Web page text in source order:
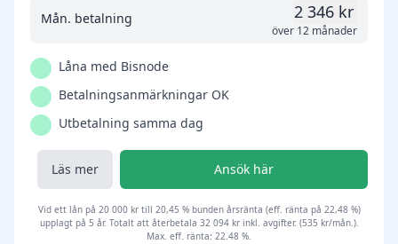
Mån. betalning 2 346 kr
över 12 månader
Låna med Bisnode
Betalningsanmärkningar OK
Utbetalning samma dag
Läs mer Ansök här
Vid ett lån på 20 000 kr till 20,45 % bunden årsränta (eff. ränta på 22,48 %)
upplagt på 5 år. Totalt att återbetala 32 094 kr inkl. avgifter. (535 kr/mån.).
Max. eff. ränta: 22.48 %.